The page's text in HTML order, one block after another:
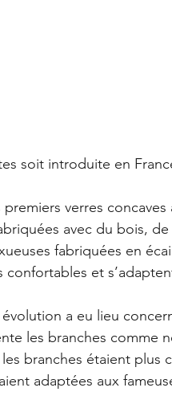
soit introduite en
verres
avec du bois,
fabriquées en
et
a eu lieu
les branches comme
branches étaient plus
adaptées aux